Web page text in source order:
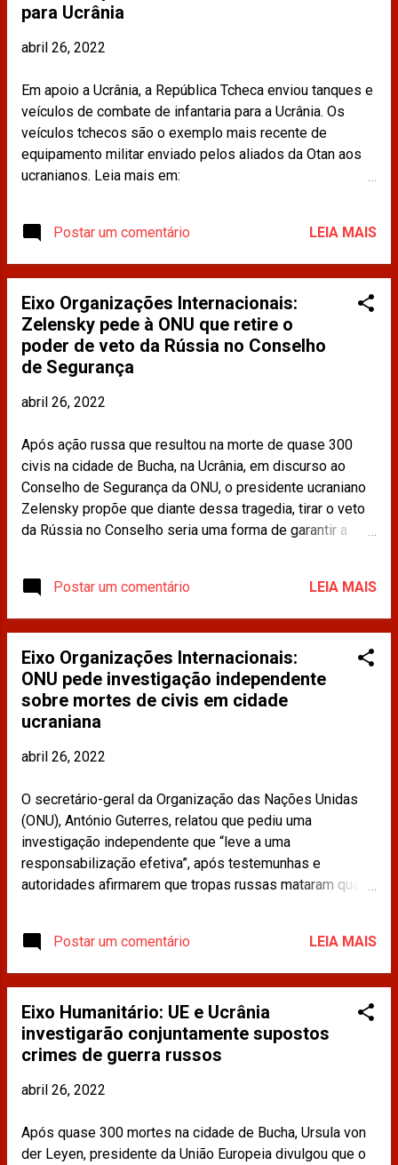
para Ucrânia
abril 26, 2022
Em apoio a Ucrânia, a República Tcheca enviou tanques e
veículos de combate de infantaria para a Ucrânia. Os
veículos tchecos são o exemplo mais recente de
equipamento militar enviado pelos aliados da Otan aos
ucranianos. Leia mais em:
ucrania/ Os materiais publicados na imprensa e
compartilhados neste site não refletem a opinião da
CDINT / OAB-RJ.
Postar um comentário LEIA MAIS
Eixo Organizações Internacionais:
Zelensky pede à ONU que retire o
poder de veto da Rússia no Conselho
de Segurança
abril 26, 2022
Após ação russa que resultou na morte de quase 300
civis na cidade de Bucha, na Ucrânia, em discurso ao
Conselho de Segurança da ONU, o presidente ucraniano
Zelensky propõe que diante dessa tragedia, tirar o veto
da Rússia no Conselho seria uma forma de garantir a
pede-a-onu-que-retire-o-poder-de-veto-da-russia-no-
conselho-de-seguranca/ Os materiais publicados na
imprensa e compartilhados neste site não refletem a
opinião da CDINT / OAB-RJ.
Postar um comentário LEIA MAIS
Eixo Organizações Internacionais:
ONU pede investigação independente
sobre mortes de civis em cidade
ucraniana
abril 26, 2022
O secretário-geral da Organização das Nações Unidas
(ONU), António Guterres, relatou que pediu uma
investigação independente que “leve a uma
responsabilização efetiva”, após testemunhas e
autoridades afirmarem que tropas russas mataram quase
https://www.cnnbrasil.com.br/internacional/onu-pede-
investigacao-independente-sobre-mortes-de-civis-em-
cidade-ucraniana/ Os materiais publicados na imprensa
e compartilhados neste site não refletem a opinião da
CDINT / OAB-RJ.
Postar um comentário LEIA MAIS
Eixo Humanitário: UE e Ucrânia
investigarão conjuntamente supostos
crimes de guerra russos
abril 26, 2022
Após quase 300 mortes na cidade de Bucha, Ursula von
der Leyen, presidente da União Europeia divulgou que o